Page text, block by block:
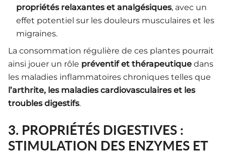
propriétés relaxantes et analgésiques, avec un
effet potentiel sur les douleurs musculaires et les
migraines.
La consommation régulière de ces plantes pourrait
ainsi jouer un rôle préventif et thérapeutique dans
les maladies inflammatoires chroniques telles que
l’arthrite, les maladies cardiovasculaires et les
troubles digestifs.
3. PROPRIÉTÉS DIGESTIVES :
STIMULATION DES ENZYMES ET